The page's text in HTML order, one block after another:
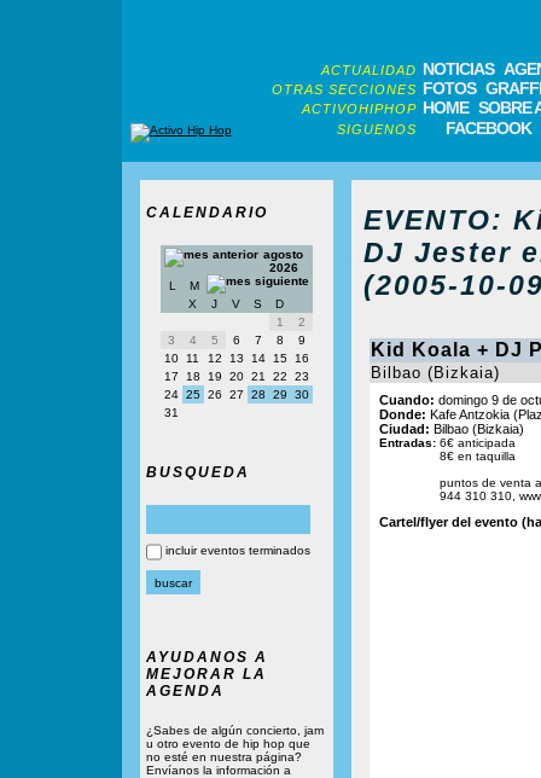
ACTUALIDAD NOTICIAS
OTRAS SECCIONES FOTOS
ACTIVOHIPHOP HOME SOBRE
SIGUENOS FACEBOOK
CALENDARIO
agosto
2026
L
M
X
J V S
D
1
2
3
4 5 6 7 8
9
10
11 12 13 14 15
16
17
18 19 20 21 22
23
24 25 26 27 28 29
30
31
BUSQUEDA
incluir eventos terminados
AYUDANOS A
MEJORAR LA
AGENDA
¿Sabes de algún concierto, jam
u otro evento de hip hop que
no esté en nuestra página?
Envíanos la información a
EVENTO:
DJ Jester
(2005-10-
Kid Koala + DJ
Bilbao (Bizkaia)
Cuando: domingo 9 de
Donde: Kafe Antzokia
Ciudad: Bilbao (Bizkaia)
Entradas: 6€ anticipada
8€ en taquilla
puntos de venta
944 310 310,
Cartel/flyer del evento